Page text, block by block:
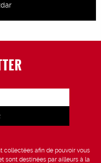
collectées afin de pouvoir vous
sont destinées par ailleurs à la